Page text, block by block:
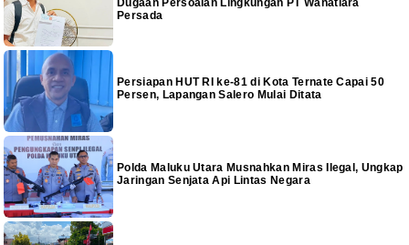
Persada
Persiapan HUT RI ke-81 di Kota Ternate Capai 50
Persen, Lapangan Salero Mulai Ditata
Polda Maluku Utara Musnahkan Miras Ilegal, Ungkap
Jaringan Senjata Api Lintas Negara